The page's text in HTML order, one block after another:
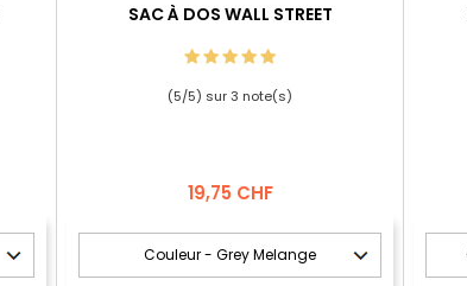
SAC À DOS WALL STREET
(5/5) sur3 note(s)
Prix
19,75 CHF